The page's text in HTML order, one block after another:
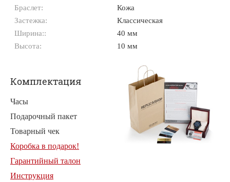
Браслет:
Кожа
Застежка:
Классическая
Ширина::
40 мм
Высота:
10 мм
Комплектация
Часы
Подарочный пакет
Товарный чек
Коробка в подарок!
Гарантийный талон
Инструкция